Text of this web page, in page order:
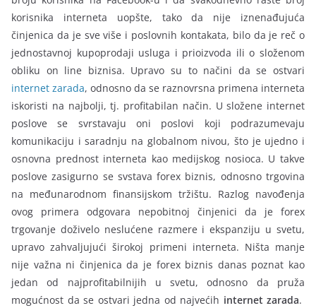
korisnika interneta uopšte, tako da nije iznenađujuća
činjenica da je sve više i poslovnih kontakata, bilo da je reč o
jednostavnoj kupoprodaji usluga i prioizvoda ili o složenom
obliku on line biznisa. Upravo su to načini da se ostvari
internet zarada, odnosno da se raznovrsna primena interneta
iskoristi na najbolji, tj. profitabilan način. U složene internet
poslove se svrstavaju oni poslovi koji podrazumevaju
komunikaciju i saradnju na globalnom nivou, što je ujedno i
osnovna prednost interneta kao medijskog nosioca. U takve
poslove zasigurno se svstava forex biznis, odnosno trgovina
na međunarodnom finansijskom tržištu. Razlog navođenja
ovog primera odgovara nepobitnoj činjenici da je forex
trgovanje doživelo neslućene razmere i ekspanziju u svetu,
upravo zahvaljujući širokoj primeni interneta. Ništa manje
nije važna ni činjenica da je forex biznis danas poznat kao
jedan od najprofitabilnijih u svetu, odnosno da pruža
mogućnost da se ostvari jedna od najvećih internet zarada.